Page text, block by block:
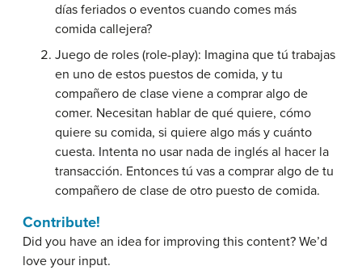
días feriados o eventos cuando comes más
comida callejera?
Juego de roles (role-play): Imagina que tú trabajas
en uno de estos puestos de comida, y tu
compañero de clase viene a comprar algo de
comer. Necesitan hablar de qué quiere, cómo
quiere su comida, si quiere algo más y cuánto
cuesta. Intenta no usar nada de inglés al hacer la
transacción. Entonces tú vas a comprar algo de tu
compañero de clase de otro puesto de comida.
Contribute!
Did you have an idea for improving this content? We’d
love your input.